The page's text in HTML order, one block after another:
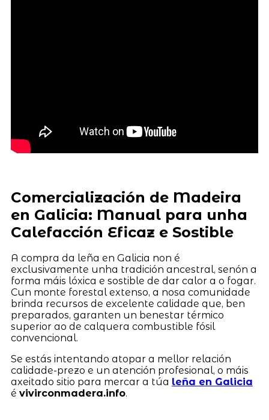
Comercialización de Madeira
en Galicia: Manual para unha
Calefacción Eficaz e Sostible
A compra da leña en Galicia non é
exclusivamente unha tradición ancestral, senón a
forma máis lóxica e sostible de dar calor a o fogar.
Cun monte forestal extenso, a nosa comunidade
brinda recursos de excelente calidade que, ben
preparados, garanten un benestar térmico
superior ao de calquera combustible fósil
convencional.
Se estás intentando atopar a mellor relación
calidade-prezo e un atención profesional, o máis
axeitado sitio para mercar a túa leña en Galicia
é vivirconmadera.info.